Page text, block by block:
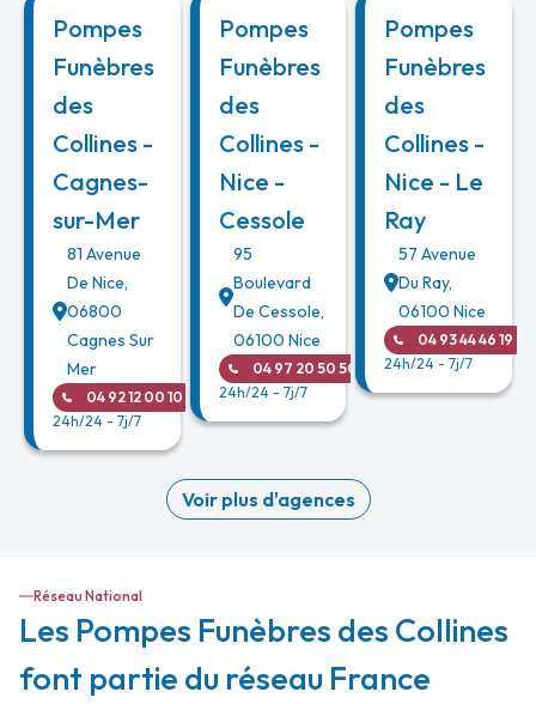
Pompes
Funèbres
des
Collines -
Cagnes-
sur-Mer
81 Avenue
De Nice,
06800
Cagnes Sur
Mer
04 92 12 00 10
24h/24 - 7j/7
Pompes
Funèbres
des
Collines -
Nice -
Cessole
95
Boulevard
De Cessole,
06100 Nice
04 97 20 50 50
24h/24 - 7j/7
Pompes
Funèbres
des
Collines -
Nice - Le
Ray
57 Avenue
Du Ray,
06100 Nice
04 93 44 46 19
24h/24 - 7j/7
Voir plus d'agences
Réseau National
Les Pompes Funèbres des Collines
font partie du réseau France